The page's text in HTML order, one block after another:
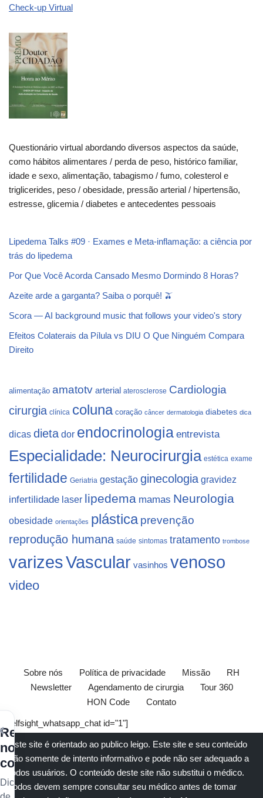
Check-up Virtual
Questionário virtual abordando diversos aspectos da saúde,
como hábitos alimentares / perda de peso, histórico familiar,
idade e sexo, alimentação, tabagismo / fumo, colesterol e
triglicerides, peso / obesidade, pressão arterial / hipertensão,
estresse, glicemia / diabetes e antecedentes pessoais
Lipedema Talks #09 · Exames e Meta-inflamação: a ciência por
trás do lipedema
Por Que Você Acorda Cansado Mesmo Dormindo 8 Horas?
Azeite arde a garganta? Saiba o porquê! 🫒
Scora — AI background music that follows your video's story
Efeitos Colaterais da Pílula vs DIU O Que Ninguém Compara
Direito
alimentação amatotv arterial aterosclerose Cardiologia
cirurgia clínica coluna coração câncer dermatologia diabetes dica
dicas dieta dor endocrinologia entrevista
Especialidade: Neurocirurgia estética exame
fertilidade Geriatria gestação ginecologia gravidez
infertilidade laser lipedema mamas Neurologia
obesidade orientações plástica prevenção
reprodução humana saúde sintomas tratamento trombose
varizesVascular vasinhos venoso
video
Sobre nós Política de privacidade Missão
RH
Newsletter
Agendamento de cirurgia
Tour 360
HON Code
Contato
[elfsight_whatsapp_chat id="1"]
Este site é orientado ao publico leigo. Este site e seu conteúdo
são somente de intento informativo e pode não ser adequado a
todos usuários. O conteúdo deste site não substitui o médico.
Todos devem sempre consultar seu médico antes de tomar
Receba
nossos
conteúdos
Dicas